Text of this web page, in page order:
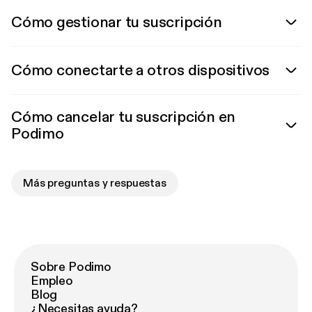
Cómo gestionar tu suscripción
Cómo conectarte a otros dispositivos
Cómo cancelar tu suscripción en
Podimo
Más preguntas y respuestas
Sobre Podimo
Empleo
Blog